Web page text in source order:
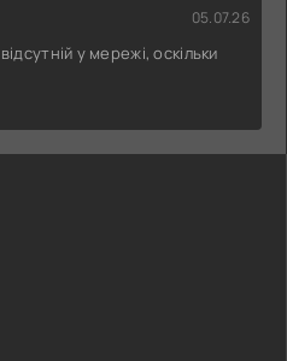
05.07.26
у мережі, оскільки